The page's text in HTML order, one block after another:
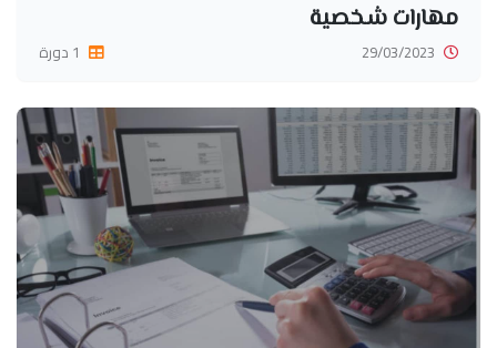
مهارات شخصية
29/03/2023 1 دورة